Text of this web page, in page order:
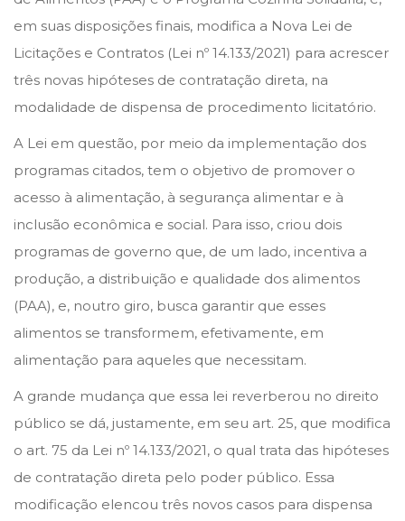
o
n
l
h
o
d
n
em suas disposições finais, modifica a Nova Lei de
Licitações e Contratos (Lei nº 14.133/2021) para acrescer
três novas hipóteses de contratação direta, na
modalidade de dispensa de procedimento licitatório.
A Lei em questão, por meio da implementação dos
programas citados, tem o objetivo de promover o
acesso à alimentação, à segurança alimentar e à
inclusão econômica e social. Para isso, criou dois
programas de governo que, de um lado, incentiva a
produção, a distribuição e qualidade dos alimentos
(PAA), e, noutro giro, busca garantir que esses
alimentos se transformem, efetivamente, em
alimentação para aqueles que necessitam.
A grande mudança que essa lei reverberou no direito
público se dá, justamente, em seu art. 25, que modifica
o art. 75 da Lei nº 14.133/2021, o qual trata das hipóteses
de contratação direta pelo poder público. Essa
modificação elencou três novos casos para dispensa